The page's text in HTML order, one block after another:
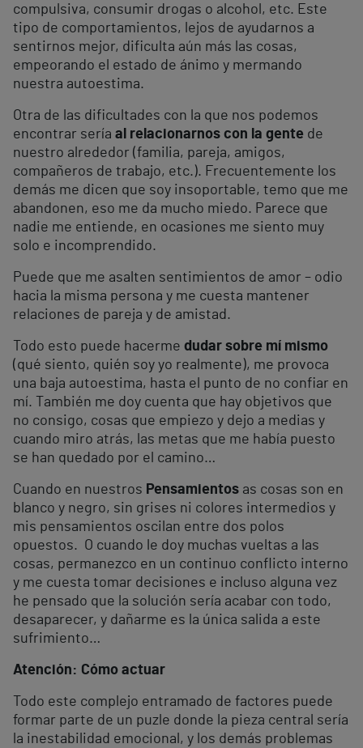
compulsiva, consumir drogas o alcohol, etc. Este
tipo de comportamientos, lejos de ayudarnos a
sentirnos mejor, dificulta aún más las cosas,
empeorando el estado de ánimo y mermando
nuestra autoestima.
Otra de las dificultades con la que nos podemos
encontrar sería al relacionarnos con la gente de
nuestro alrededor (familia, pareja, amigos,
compañeros de trabajo, etc.). Frecuentemente los
demás me dicen que soy insoportable, temo que me
abandonen, eso me da mucho miedo. Parece que
nadie me entiende, en ocasiones me siento muy
solo e incomprendido.
Puede que me asalten sentimientos de amor – odio
hacia la misma persona y me cuesta mantener
relaciones de pareja y de amistad.
Todo esto puede hacerme dudar sobre mí mismo
(qué siento, quién soy yo realmente), me provoca
una baja autoestima, hasta el punto de no confiar en
mí. También me doy cuenta que hay objetivos que
no consigo, cosas que empiezo y dejo a medias y
cuando miro atrás, las metas que me había puesto
se han quedado por el camino…
Cuando en nuestros Pensamientos as cosas son en
blanco y negro, sin grises ni colores intermedios y
mis pensamientos oscilan entre dos polos
opuestos. O cuando le doy muchas vueltas a las
cosas, permanezco en un continuo conflicto interno
y me cuesta tomar decisiones e incluso alguna vez
he pensado que la solución sería acabar con todo,
desaparecer, y dañarme es la única salida a este
sufrimiento…
Atención: Cómo actuar
Todo este complejo entramado de factores puede
formar parte de un puzle donde la pieza central sería
la inestabilidad emocional, y los demás problemas